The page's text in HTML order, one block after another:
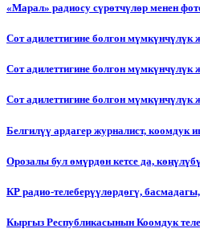
«Марал» радиосу сүрөтчүлөр менен
Сот адилеттигине болгон
Сот адилеттигине болгон
Сот адилеттигине болгон
Белгилүү ардагер журналист,
Орозалы бул өмүрдөн кетсе да,
КР радио-телеберүүлөрдөгү,
Кыргыз Республикасынын Коомдук